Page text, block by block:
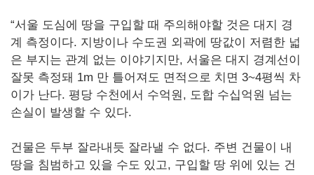
“서울 도심에 땅을 구입할 때 주의해야할 것은 대지 경
계 측정이다. 지방이나 수도권 외곽에 땅값이 저렴한 넓
은 부지는 관계 없는 이야기지만, 서울은 대지 경계선이
잘못 측정돼 1m 만 틀어져도 면적으로 치면 3~4평씩 차
이가 난다. 평당 수천에서 수억원, 도합 수십억원 넘는
손실이 발생할 수 있다.
건물은 두부 잘라내듯 잘라낼 수 없다. 주변 건물이 내
땅을 침범하고 있을 수도 있고, 구입할 땅 위에 있는 건